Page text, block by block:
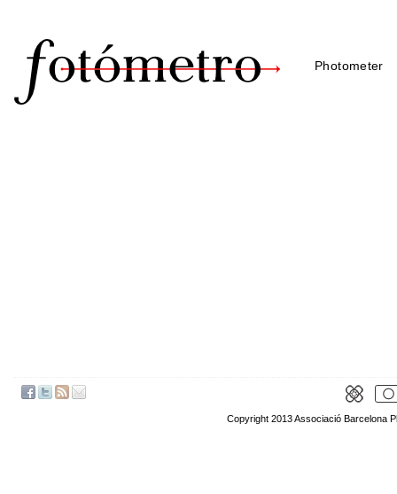
Photometer
Copyright 2013 Associació Barcelona